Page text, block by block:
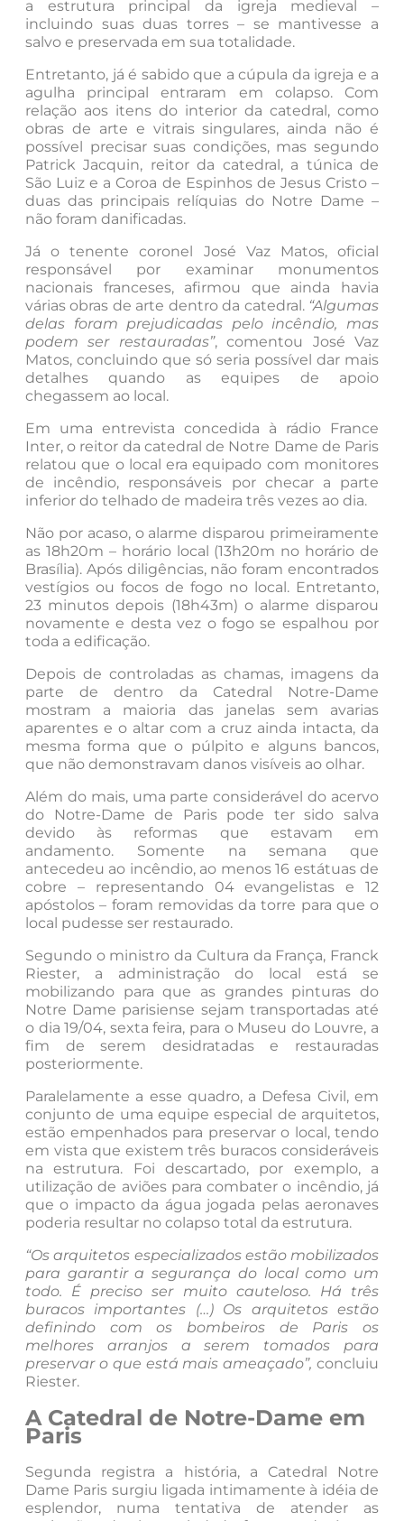
a estrutura principal da igreja medieval –
incluindo suas duas torres – se mantivesse a
salvo e preservada em sua totalidade.
Entretanto, já é sabido que a cúpula da igreja e a
agulha principal entraram em colapso. Com
relação aos itens do interior da catedral, como
obras de arte e vitrais singulares, ainda não é
possível precisar suas condições, mas segundo
Patrick Jacquin, reitor da catedral, a túnica de
São Luiz e a Coroa de Espinhos de Jesus Cristo –
duas das principais relíquias do Notre Dame –
não foram danificadas.
Já o tenente coronel José Vaz Matos, oficial
responsável por examinar monumentos
nacionais franceses, afirmou que ainda havia
várias obras de arte dentro da catedral. “Algumas
delas foram prejudicadas pelo incêndio, mas
podem ser restauradas”, comentou José Vaz
Matos, concluindo que só seria possível dar mais
detalhes quando as equipes de apoio
chegassem ao local.
Em uma entrevista concedida à rádio France
Inter, o reitor da catedral de Notre Dame de Paris
relatou que o local era equipado com monitores
de incêndio, responsáveis por checar a parte
inferior do telhado de madeira três vezes ao dia.
Não por acaso, o alarme disparou primeiramente
as 18h20m – horário local (13h20m no horário de
Brasília). Após diligências, não foram encontrados
vestígios ou focos de fogo no local. Entretanto,
23 minutos depois (18h43m) o alarme disparou
novamente e desta vez o fogo se espalhou por
toda a edificação.
Depois de controladas as chamas, imagens da
parte de dentro da Catedral Notre-Dame
mostram a maioria das janelas sem avarias
aparentes e o altar com a cruz ainda intacta, da
mesma forma que o púlpito e alguns bancos,
que não demonstravam danos visíveis ao olhar.
Além do mais, uma parte considerável do acervo
do Notre-Dame de Paris pode ter sido salva
devido às reformas que estavam em
andamento. Somente na semana que
antecedeu ao incêndio, ao menos 16 estátuas de
cobre – representando 04 evangelistas e 12
apóstolos – foram removidas da torre para que o
local pudesse ser restaurado.
Segundo o ministro da Cultura da França, Franck
Riester, a administração do local está se
mobilizando para que as grandes pinturas do
Notre Dame parisiense sejam transportadas até
o dia 19/04, sexta feira, para o Museu do Louvre, a
fim de serem desidratadas e restauradas
posteriormente.
Paralelamente a esse quadro, a Defesa Civil, em
conjunto de uma equipe especial de arquitetos,
estão empenhados para preservar o local, tendo
em vista que existem três buracos consideráveis
na estrutura. Foi descartado, por exemplo, a
utilização de aviões para combater o incêndio, já
que o impacto da água jogada pelas aeronaves
poderia resultar no colapso total da estrutura.
“Os arquitetos especializados estão mobilizados
para garantir a segurança do local como um
todo. É preciso ser muito cauteloso. Há três
buracos importantes (…) Os arquitetos estão
definindo com os bombeiros de Paris os
melhores arranjos a serem tomados para
preservar o que está mais ameaçado”, concluiu
Riester.
A Catedral de Notre-Dame em
Paris
Segunda registra a história, a Catedral Notre
Dame Paris surgiu ligada intimamente à idéia de
esplendor, numa tentativa de atender as